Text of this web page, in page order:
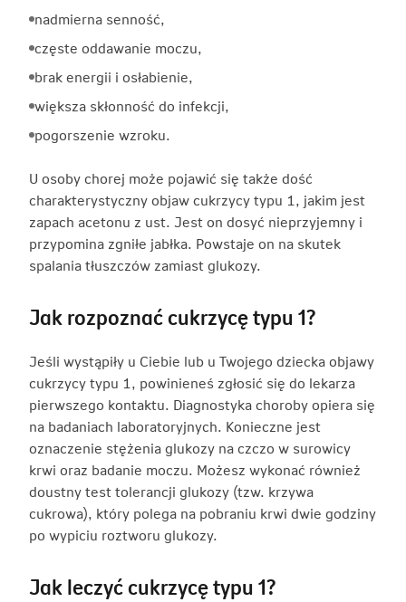
nadmierna senność,
częste oddawanie moczu,
brak energii i osłabienie,
większa skłonność do infekcji,
pogorszenie wzroku.
U osoby chorej może pojawić się także dość
charakterystyczny objaw cukrzycy typu 1, jakim jest
zapach acetonu z ust. Jest on dosyć nieprzyjemny i
przypomina zgniłe jabłka. Powstaje on na skutek
spalania tłuszczów zamiast glukozy.
Jak rozpoznać cukrzycę typu 1?
Jeśli wystąpiły u Ciebie lub u Twojego dziecka objawy
cukrzycy typu 1, powinieneś zgłosić się do lekarza
pierwszego kontaktu. Diagnostyka choroby opiera się
na badaniach laboratoryjnych. Konieczne jest
oznaczenie stężenia glukozy na czczo w surowicy
krwi oraz badanie moczu. Możesz wykonać również
doustny test tolerancji glukozy (tzw. krzywa
cukrowa), który polega na pobraniu krwi dwie godziny
po wypiciu roztworu glukozy.
Jak leczyć cukrzycę typu 1?